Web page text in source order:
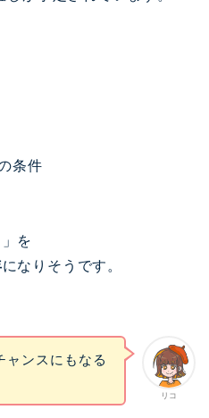
条件
を
になりそうです。
リコ
ャンスにもなる